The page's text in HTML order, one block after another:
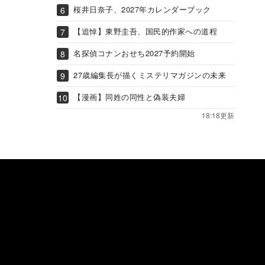
桜井日奈子、2027年カレンダーブック
【追悼】東野圭吾、国民的作家への道程
名探偵コナンおせち2027予約開始
27歳編集長が描くミステリマガジンの未来
【漫画】同姓の同性と偽装夫婦
18:18更新